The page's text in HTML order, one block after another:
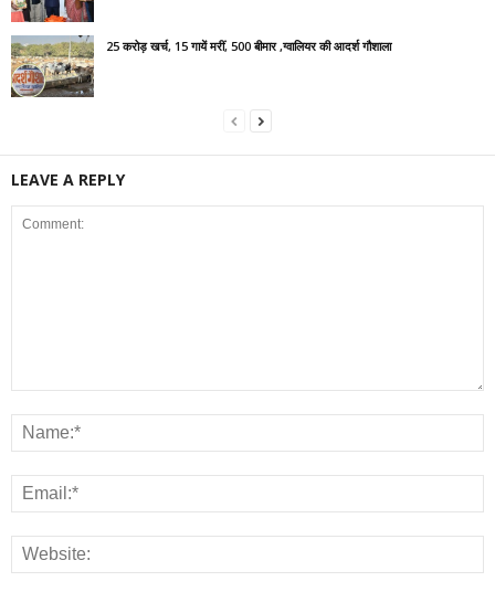
25 करोड़ खर्च, 15 गायें मरीं, 500 बीमार ,ग्वालियर की आदर्श गौशाला
LEAVE A REPLY